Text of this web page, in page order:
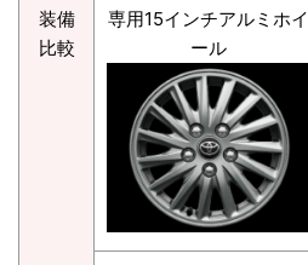
装備
比較
専用15インチアルミホイ
ール